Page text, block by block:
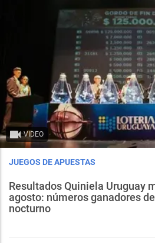
VIDEO
JUEGOS DE APUESTAS
Resultados Quiniela Uruguay
agosto: números ganadores
nocturno